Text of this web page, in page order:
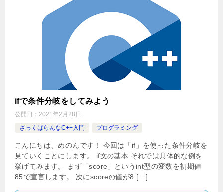
ifで条件分岐をしてみよう
公開日： 2021年2月28日
ざっくばらんなC++入門
プログラミング
こんにちは、めのんです！ 今回は「if」を使った条件分岐を
見ていくことにします。 if文の基本 それでは具体的な例を
挙げてみます。 まず「score」というint型の変数を初期値
85で宣言します。 次にscoreの値が8 […]